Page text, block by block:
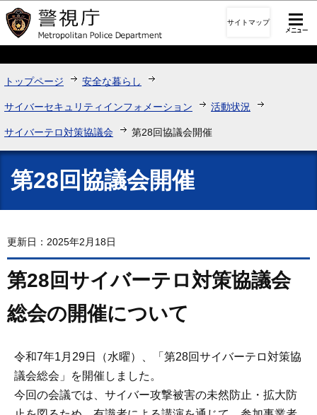
このページの本文へ移動
サイトマップ
トップページ 安全な暮らし
サイバーセキュリティインフォメーション 活動状況
サイバーテロ対策協議会 第28回協議会開催
第28回協議会開催
更新日：2025年2月18日
第28回サイバーテロ対策協議会
総会の開催について
令和7年1月29日（水曜）、「第28回サイバーテロ対策協
議会総会」を開催しました。
今回の会議では、サイバー攻撃被害の未然防止・拡大防